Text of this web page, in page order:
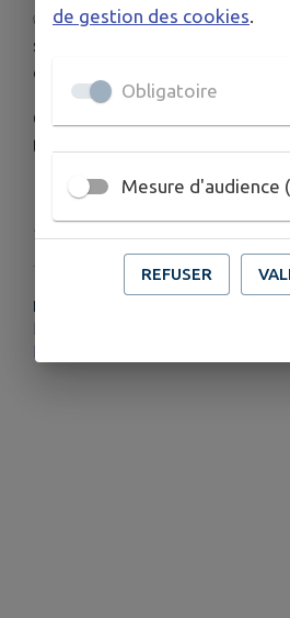
✅ Vérifiez votre inscription en
site officiel
dessous).
Cela ne prend que quelques
toute la différence pour notre
Publié par Mairie de
PLUS D'INFORMATIONS
de gestion des cookies
Obligatoire
Mesure d'audience
REFUSER